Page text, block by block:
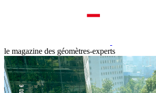
le magazine des géomètres-experts